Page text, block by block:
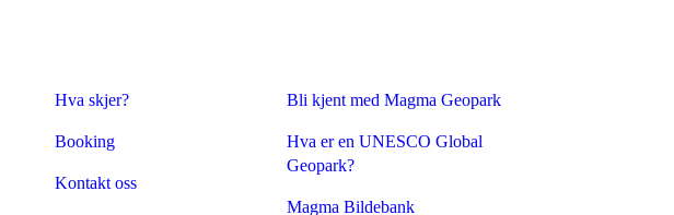
Hva skjer?
Booking
Kontakt oss
Bli kjent med Magma Geopark
Hva er en UNESCO Global
Geopark?
Magma Bildebank